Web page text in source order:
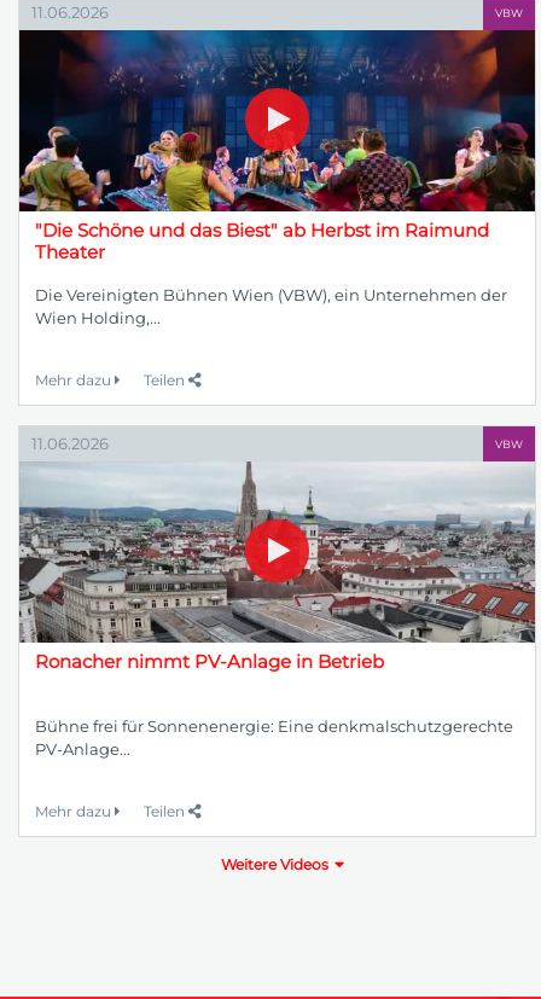
11.06.2026 VBW
"Die Schöne und das Biest" ab Herbst im Raimund
Theater
Die Vereinigten Bühnen Wien (VBW), ein Unternehmen der
Wien Holding,...
Mehr dazu Teilen
11.06.2026 VBW
Ronacher nimmt PV-Anlage in Betrieb
Bühne frei für Sonnenenergie: Eine denkmalschutzgerechte
PV-Anlage...
Mehr dazu Teilen
Weitere Videos